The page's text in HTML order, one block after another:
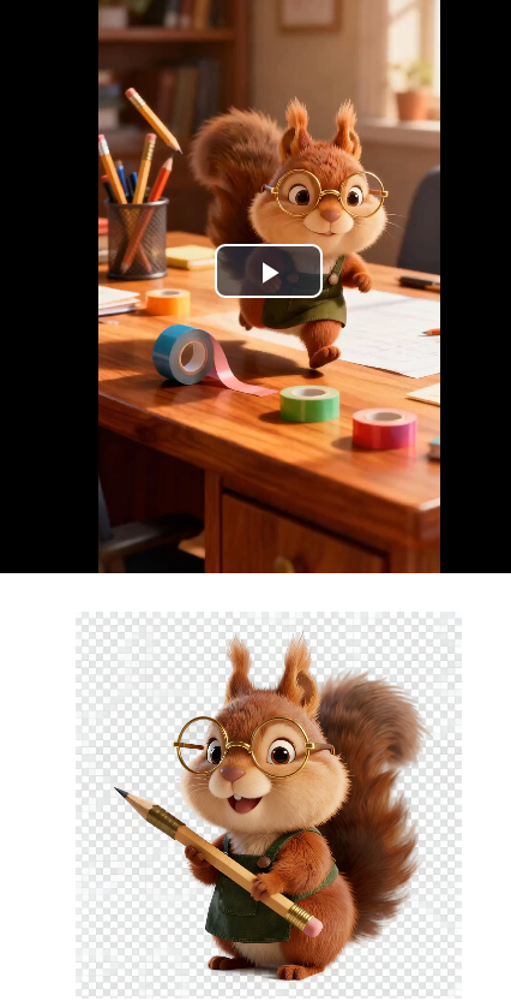
Play
Video
Loaded: